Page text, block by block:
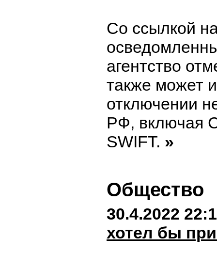
Со ссылкой
агентство
также может
отключении
РФ, включая
SWIFT. »
Общество
30.4.2022
хотел бы